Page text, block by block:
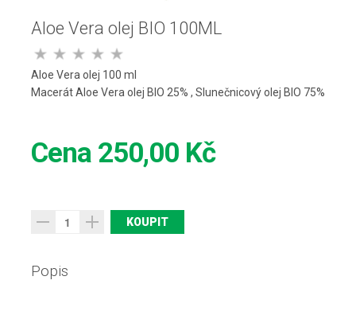
Aloe Vera olej BIO 100ML
Aloe Vera olej 100 ml
Macerát Aloe Vera olej BIO 25% , Slunečnicový olej BIO 75%
Cena 250,00 Kč
Popis